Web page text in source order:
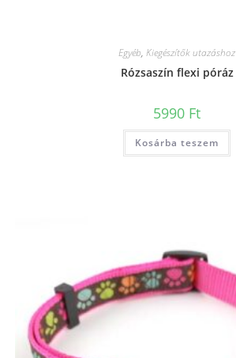
Egyéb, Kiegészítők utazáshoz
Rózsaszín flexi póráz
5990 Ft
Kosárba teszem